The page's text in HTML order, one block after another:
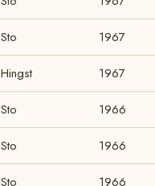
Sto 1967
Hingst 1967
Sto 1966
Sto 1966
Sto 1966